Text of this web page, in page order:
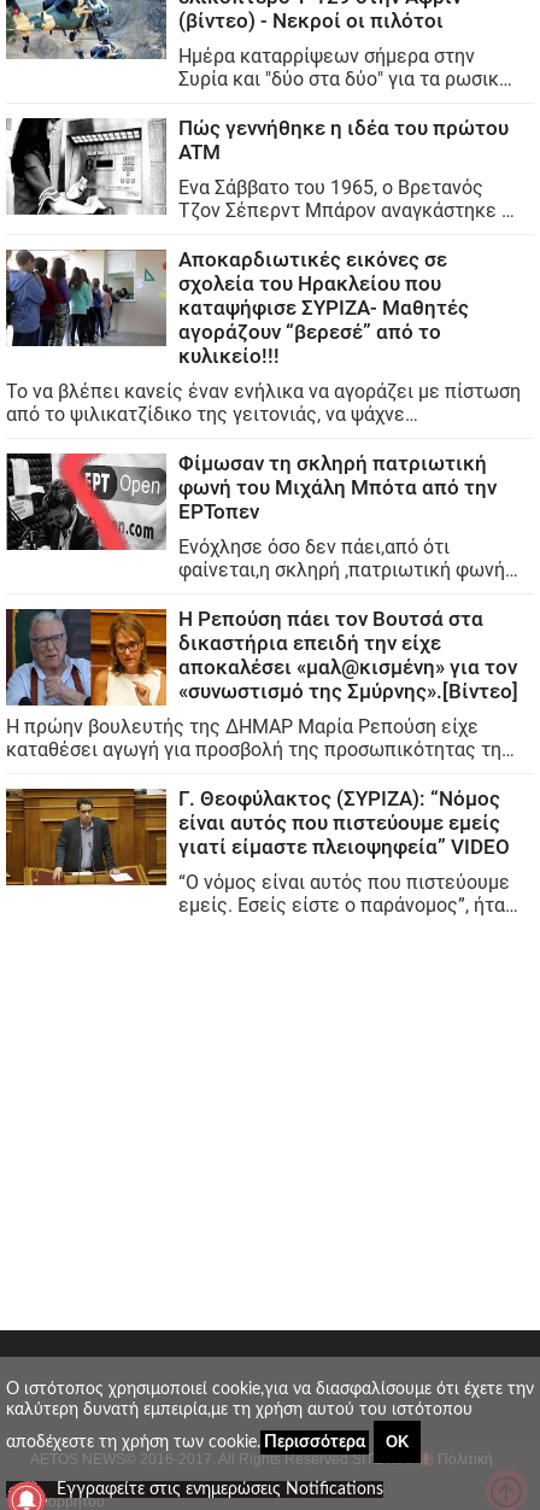
AETOS NEWS © 2016-2017. All Rights Reserved.SITE MAP Πολιτική
απορρήτου
O ιστότοπος χρησιμοποιεί cookie,για να διασφαλίσουμε ότι έχετε την
καλύτερη δυνατή εμπειρία,με τη χρήση αυτού του ιστότοπου
αποδέχεστε τη χρήση των cookie.
Περισσότερα ΟΚ
_ Εγγραφείτε στις ενημερώσεις Notifications